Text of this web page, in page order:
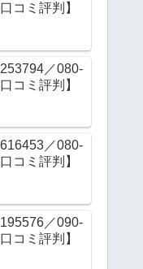
コミ評判】
／080-
コミ評判】
／080-
コミ評判】
／090-
コミ評判】